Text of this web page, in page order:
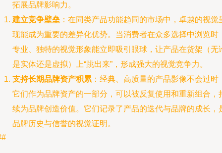
拓展品牌影响力。
建立竞争壁垒 ：在同类产品功能趋同的市场中，卓越的视觉
现能成为重要的差异化优势。当消费者在众多选择中浏览时
专业、独特的视觉形象能立即吸引眼球，让产品在货架（无
是实体还是虚拟）上“跳出来”，形成强大的视觉竞争力。
支持长期品牌资产积累 ：经典、高质量的产品影像不会过时
它们作为品牌资产的一部分，可以被反复使用和重新组合，
续为品牌创造价值。它们记录了产品的迭代与品牌的成长，
品牌历史与信誉的视觉证明。